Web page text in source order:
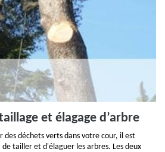
et élagage d’arbre
des déchets verts dans votre cour, il est
de tailler et d'élaguer les arbres. Les deux